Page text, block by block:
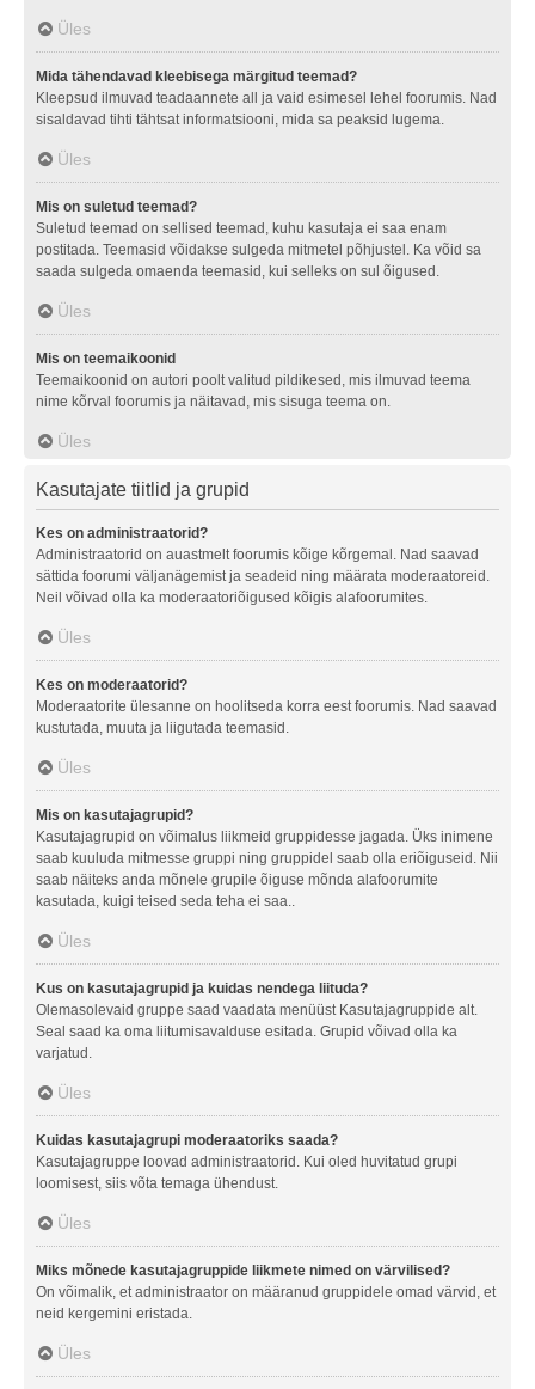
Üles
Mida tähendavad kleebisega märgitud teemad?
Kleepsud ilmuvad teadaannete all ja vaid esimesel lehel foorumis. Nad
sisaldavad tihti tähtsat informatsiooni, mida sa peaksid lugema.
Üles
Mis on suletud teemad?
Suletud teemad on sellised teemad, kuhu kasutaja ei saa enam
postitada. Teemasid võidakse sulgeda mitmetel põhjustel. Ka võid sa
saada sulgeda omaenda teemasid, kui selleks on sul õigused.
Üles
Mis on teemaikoonid
Teemaikoonid on autori poolt valitud pildikesed, mis ilmuvad teema
nime kõrval foorumis ja näitavad, mis sisuga teema on.
Üles
Kasutajate tiitlid ja grupid
Kes on administraatorid?
Administraatorid on auastmelt foorumis kõige kõrgemal. Nad saavad
sättida foorumi väljanägemist ja seadeid ning määrata moderaatoreid.
Neil võivad olla ka moderaatoriõigused kõigis alafoorumites.
Üles
Kes on moderaatorid?
Moderaatorite ülesanne on hoolitseda korra eest foorumis. Nad saavad
kustutada, muuta ja liigutada teemasid.
Üles
Mis on kasutajagrupid?
Kasutajagrupid on võimalus liikmeid gruppidesse jagada. Üks inimene
saab kuuluda mitmesse gruppi ning gruppidel saab olla eriõiguseid. Nii
saab näiteks anda mõnele grupile õiguse mõnda alafoorumite
kasutada, kuigi teised seda teha ei saa..
Üles
Kus on kasutajagrupid ja kuidas nendega liituda?
Olemasolevaid gruppe saad vaadata menüüst Kasutajagruppide alt.
Seal saad ka oma liitumisavalduse esitada. Grupid võivad olla ka
varjatud.
Üles
Kuidas kasutajagrupi moderaatoriks saada?
Kasutajagruppe loovad administraatorid. Kui oled huvitatud grupi
loomisest, siis võta temaga ühendust.
Üles
Miks mõnede kasutajagruppide liikmete nimed on värvilised?
On võimalik, et administraator on määranud gruppidele omad värvid, et
neid kergemini eristada.
Üles